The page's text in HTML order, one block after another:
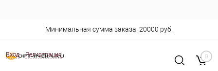
Вход Регистрация
Минимальная сумма заказа: 20000 руб.
0